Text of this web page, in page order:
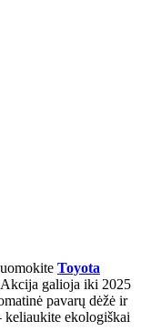
Toyota
galioja iki 2025
pavarų dėžė ir
keliaukite ekologiškai